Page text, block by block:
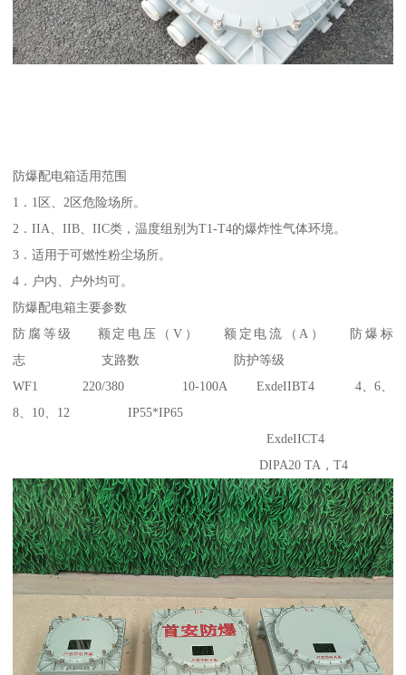
防爆配电箱适用范围
1．1区、2区危险场所。
2．IIA、IIB、IIC类，温度组别为T1-T4的爆炸性气体环境。
3．适用于可燃性粉尘场所。
4．户内、户外均可。
防爆配电箱主要参数
防腐等级 额定电压（V） 额定电流（A） 防爆标
志 支路数 防护等级
WF1 220/380 10-100A ExdeIIBT4 4、6、
8、10、12 IP55*IP65
ExdeIICT4
DIPA20 TA，T4